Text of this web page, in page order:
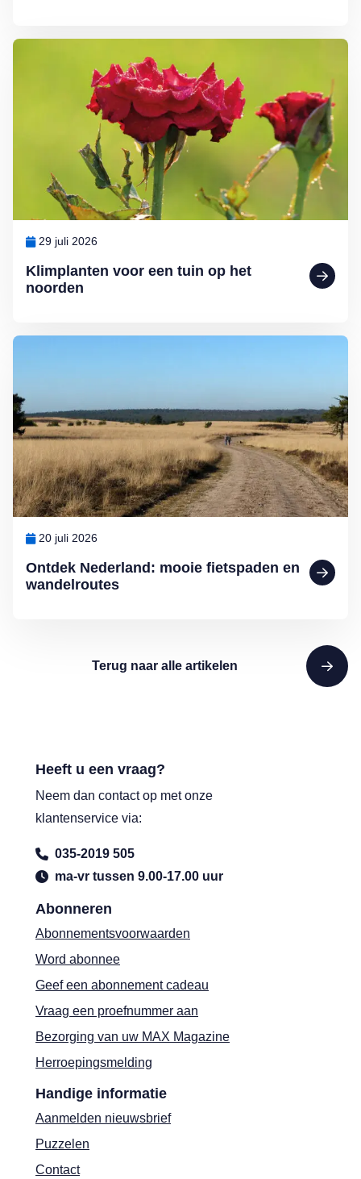
Klimplanten voor een tuin op het
noorden
29 juli 2026
Lees meer over Klimplanten voor een tuin op het noorden
Ontdek Nederland: mooie fietspaden en
wandelroutes
20 juli 2026
Lees meer over Ontdek Nederland: mooie fietspaden en
Terug naar alle artikelen
Abonneren
Abonnementsvoorwaarden
Word abonnee
Geef een abonnement cadeau
Vraag een proefnummer aan
Bezorging van uw MAX Magazine
Herroepingsmelding
Handige informatie
Aanmelden nieuwsbrief
Puzzelen
Contact
Heeft u een vraag?
Neem dan contact op met onze
klantenservice via:
035-2019 505
ma-vr tussen 9.00-17.00 uur